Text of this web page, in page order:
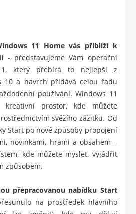
11 Home vás přiblíží k
- představujeme Vám operační
který přebírá to nejlepší z
10 a navrch přidává celou řadu
používání. Windows 11
prostor, kde můžete
svěžího zážitku. Od
Start po nové způsoby propojení
novinkami, hrami a obsahem –
kde můžete myslet, vyjádřit
způsobem.
přepracovanou nabídku Start
na prostředek hlavního